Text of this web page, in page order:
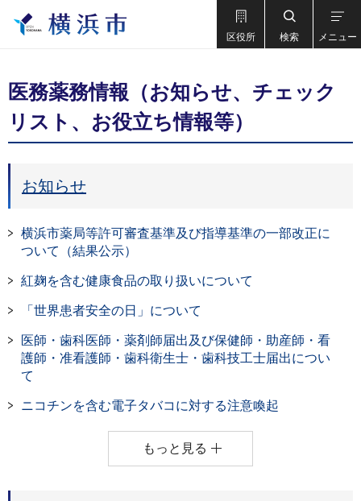
区役所 検索 メニュー
医務薬務情報（お知らせ、チェック
リスト、お役立ち情報等）
お知らせ
横浜市薬局等許可審査基準及び指導基準の一部改正に
ついて（結果公示）
紅麹を含む健康食品の取り扱いについて
「世界患者安全の日」について
医師・歯科医師・薬剤師届出及び保健師・助産師・看
護師・准看護師・歯科衛生士・歯科技工士届出につい
て
ニコチンを含む電子タバコに対する注意喚起
もっと見る